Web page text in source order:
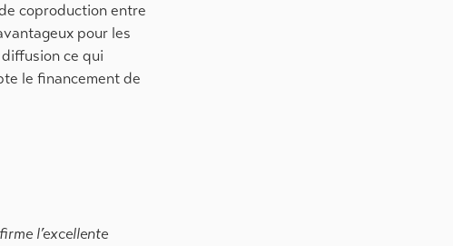
coproduction entre
pour les
ce qui
le financement de
l’excellente